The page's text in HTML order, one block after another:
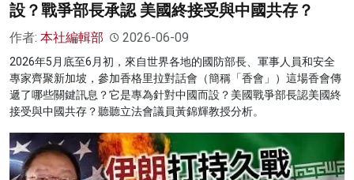
設？戰爭部長承認 美國終接受與中國共存？
作者: 本社編輯部 2026-06-09
2026年5月底至6月初，來自世界各地的國防部長、軍事人員和安全
專家齊聚新加坡，參加香格里拉對話會（簡稱「香會」）這場香會傳
遞了哪些關鍵訊息？它是專為針對中國而設？美國戰爭部長認美國終
接受與中國共存？聽聽立法會議員黃錦輝教授分析。